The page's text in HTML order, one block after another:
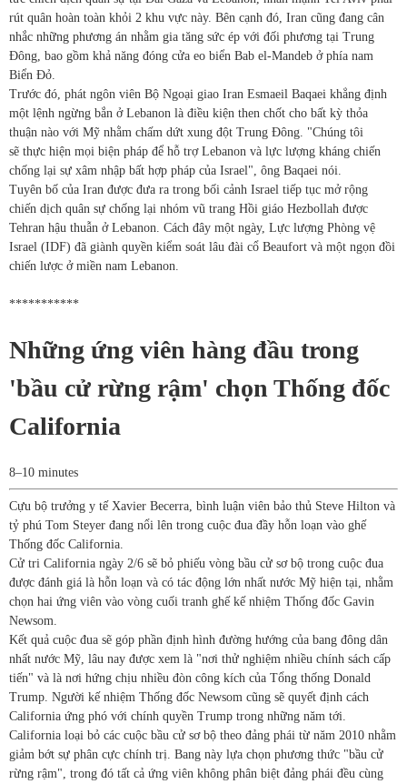
rút quân hoàn toàn khỏi 2 khu vực này. Bên cạnh đó, Iran cũng đang cân
nhắc những phương án nhằm gia tăng sức ép với đối phương tại Trung
Đông, bao gồm khả năng đóng cửa eo biển Bab el-Mandeb ở phía nam
Biển Đỏ.
Trước đó, phát ngôn viên Bộ Ngoại giao Iran Esmaeil Baqaei khẳng định
một lệnh ngừng bắn ở Lebanon là điều kiện then chốt cho bất kỳ thỏa
thuận nào với Mỹ nhằm chấm dứt xung đột Trung Đông. "Chúng tôi
sẽ thực hiện mọi biện pháp để hỗ trợ Lebanon và lực lượng kháng chiến
chống lại sự xâm nhập bất hợp pháp của Israel", ông Baqaei nói.
Tuyên bố của Iran được đưa ra trong bối cảnh Israel tiếp tục mở rộng
chiến dịch quân sự chống lại nhóm vũ trang Hồi giáo Hezbollah được
Tehran hậu thuẫn ở Lebanon. Cách đây một ngày, Lực lượng Phòng vệ
Israel (IDF) đã giành quyền kiểm soát lâu đài cổ Beaufort và một ngọn đồi
chiến lược ở miền nam Lebanon.
***********
Những ứng viên hàng đầu trong
'bầu cử rừng rậm' chọn Thống đốc
California
8–10 minutes
Cựu bộ trưởng y tế Xavier Becerra, bình luận viên bảo thủ Steve Hilton và
tỷ phú Tom Steyer đang nổi lên trong cuộc đua đầy hỗn loạn vào ghế
Thống đốc California.
Cử tri California ngày 2/6 sẽ bỏ phiếu vòng bầu cử sơ bộ trong cuộc đua
được đánh giá là hỗn loạn và có tác động lớn nhất nước Mỹ hiện tại, nhằm
chọn hai ứng viên vào vòng cuối tranh ghế kế nhiệm Thống đốc Gavin
Newsom.
Kết quả cuộc đua sẽ góp phần định hình đường hướng của bang đông dân
nhất nước Mỹ, lâu nay được xem là "nơi thử nghiệm nhiều chính sách cấp
tiến" và là nơi hứng chịu nhiều đòn công kích của Tổng thống Donald
Trump. Người kế nhiệm Thống đốc Newsom cũng sẽ quyết định cách
California ứng phó với chính quyền Trump trong những năm tới.
California loại bỏ các cuộc bầu cử sơ bộ theo đảng phái từ năm 2010 nhằm
giảm bớt sự phân cực chính trị. Bang này lựa chọn phương thức "bầu cử
rừng rậm", trong đó tất cả ứng viên không phân biệt đảng phái đều cùng